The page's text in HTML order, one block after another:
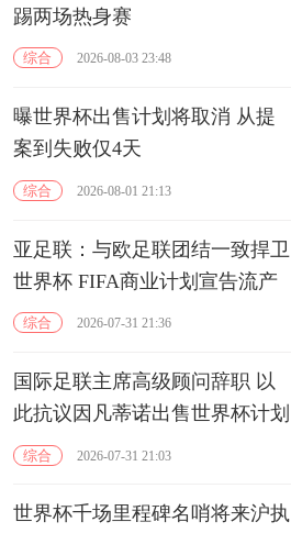
踢两场热身赛
综合 2026-08-03 23:48
曝世界杯出售计划将取消 从提
案到失败仅4天
综合 2026-08-01 21:13
亚足联：与欧足联团结一致捍卫
世界杯 FIFA商业计划宣告流产
综合 2026-07-31 21:36
国际足联主席高级顾问辞职 以
此抗议因凡蒂诺出售世界杯计划
综合 2026-07-31 21:03
世界杯千场里程碑名哨将来沪执